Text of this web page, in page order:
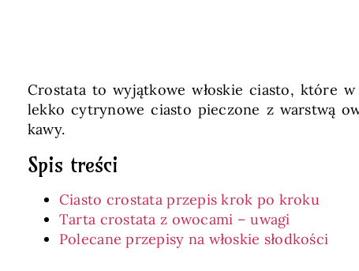
Crostata to wyjątkowe włoskie ciasto, które
lekko cytrynowe ciasto pieczone z warstwą
kawy.
Spis treści
Ciasto crostata przepis krok po kroku
Tarta crostata z owocami – uwagi
Polecane przepisy na włoskie słodkości